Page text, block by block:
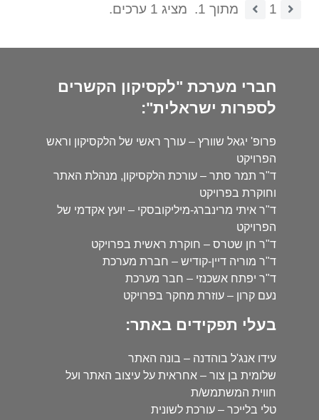
1 מתוך 1. מציג 1 ערכים.
חברי מערכת "לקסיקון הקשרים
לספרות ישראלית":
פרופ' יגאל שוורץ – עורך ראשי של הלקסיקון וראש
הפרויקט
ד"ר תמר סתר – עורכת הלקסיקון, מנהלת האתר
וחוקרת בפרויקט
ד"ר איתי מרינברג-מיליקובסקי – יועץ אקדמי של
הפרויקט
ד"ר חן שטרס – חוקרת ראשית בפרויקט
ד"ר מוריה דיין-קודיש – חברת מערכת
ד"ר יפתח אשכנזי – חבר מערכת
נעם קרון – עוזרת מחקר בפרויקט
בעלי תפקידים באתר:
עידו אנג'ל בוהדנה – בונה האתר
שלומית בן צור – אחראית על עיצוב האתר ועל
חווית המשתמש/ת
טלי בלייכר – עורכת לשונית